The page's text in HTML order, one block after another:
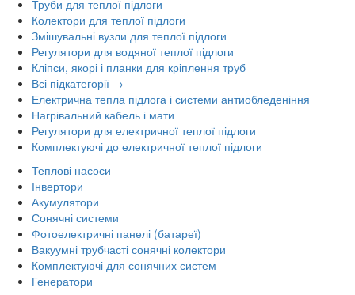
Труби для теплої підлоги
Колектори для теплої підлоги
Змішувальні вузли для теплої підлоги
Регулятори для водяної теплої підлоги
Кліпси, якорі і планки для кріплення труб
Всі підкатегорії →
Електрична тепла підлога і системи антиобледеніння
Нагрівальний кабель і мати
Регулятори для електричної теплої підлоги
Комплектуючі до електричної теплої підлоги
Теплові насоси
Інвертори
Акумулятори
Сонячні системи
Фотоелектричні панелі (батареї)
Вакуумні трубчасті сонячні колектори
Комплектуючі для сонячних систем
Генератори